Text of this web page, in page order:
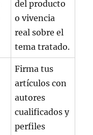
del producto
o vivencia
real sobre el
tema tratado.
Firma tus
artículos con
autores
cualificados y
perfiles